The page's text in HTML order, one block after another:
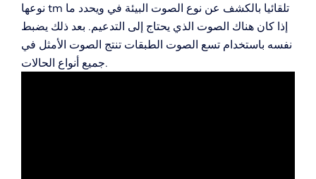
نوعها tm تلقائيا بالكشف عن نوع الصوت البيئة في ويحدد ما
إذا كان هناك الصوت الذي يحتاج إلى التدعيم. بعد ذلك يضبط
نفسه باستخدام تسع الصوت الطبقات تنتج الصوت الأمثل في
جميع أنواع الحالات.